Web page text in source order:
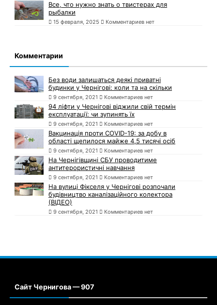
Все, что нужно знать о твистерах для
рыбалки
15 февраля, 2025 Комментариев нет
Комментарии
Без води залишаться деякі приватні
будинки у Чернігові: коли та на скільки
9 сентября, 2021 Комментариев нет
94 ліфти у Чернігові віджили свій термін
експлуатації: чи зупинять їх
9 сентября, 2021 Комментариев нет
Вакцинація проти COVID-19: за добу в
області щепилося майже 4,5 тисячі осіб
9 сентября, 2021 Комментариев нет
На Чернігівщині СБУ проводитиме
антитерористичні навчання
9 сентября, 2021 Комментариев нет
На вулиці Фікселя у Чернігові розпочали
будівництво каналізаційного колектора
(ВІДЕО)
9 сентября, 2021 Комментариев нет
Сайт Чернигова — 907